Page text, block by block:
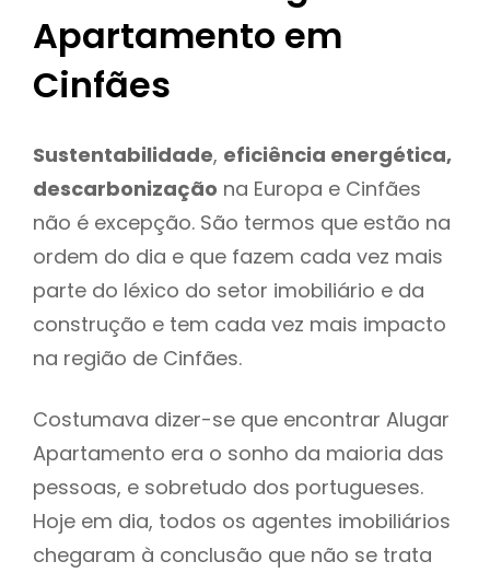
Apartamento em
Cinfães
Sustentabilidade, eficiência energética,
descarbonização na Europa e Cinfães
não é excepção. São termos que estão na
ordem do dia e que fazem cada vez mais
parte do léxico do setor imobiliário e da
construção e tem cada vez mais impacto
na região de Cinfães.
Costumava dizer-se que encontrar Alugar
Apartamento era o sonho da maioria das
pessoas, e sobretudo dos portugueses.
Hoje em dia, todos os agentes imobiliários
chegaram à conclusão que não se trata